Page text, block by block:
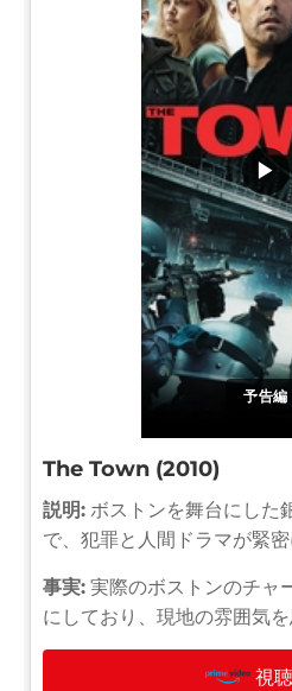
予告編
▶
The Town (2010)
説明: ボストンを舞台にした
で、犯罪と人間ドラマが緊密
事実: 実際のボストンのチャ
にしており、現地の雰囲気を
視